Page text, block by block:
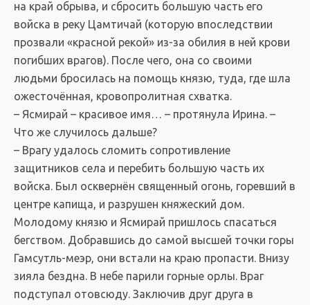
на край обрыва, и сбросить большую часть его
войска в реку Цамтичай (которую впоследствии
прозвали «красной рекой» из-за обилия в ней крови
погибших врагов). После чего, она со своими
людьми бросилась на помощь князю, туда, где шла
ожесточённая, кровопролитная схватка.
– Ясмирай – красивое имя… – протянула Ирина. –
Что же случилось дальше?
– Врагу удалось сломить сопротивление
защитников села и перебить большую часть их
войска. Был осквернён священный огонь, горевший в
центре капища, и разрушен княжеский дом.
Молодому князю и Ясмирай пришлось спасаться
бегством. Добравшись до самой высшей точки горы
Гамсутль-меэр, они встали на краю пропасти. Внизу
зияла бездна. В небе парили горные орлы. Враг
подступал отовсюду. Заключив друг друга в